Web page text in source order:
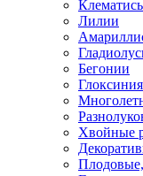
Лилии
Бегонии
Глоксиния
Хвойные